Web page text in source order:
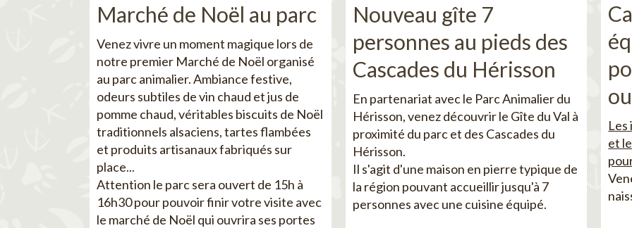
Marché de Noël au parc
Venez vivre un moment magique lors de
notre premier Marché de Noël organisé
au parc animalier. Ambiance festive,
odeurs subtiles de vin chaud et jus de
pomme chaud, véritables biscuits de Noël
traditionnels alsaciens, tartes flambées
et produits artisanaux fabriqués sur
place...
Attention le parc sera ouvert de 15h à
16h30 pour pouvoir finir votre visite avec
le marché de Noël qui ouvrira ses portes
Nouveau gîte 7
personnes au pieds des
Cascades du Hérisson
En partenariat avec le Parc Animalier du
Hérisson, venez découvrir le Gîte du Val à
proximité du parc et des Cascades du
Hérisson.
Il s'agit d'une maison en pierre typique de
la région pouvant accueillir jusqu'à 7
personnes avec une cuisine équipé.
Les
et